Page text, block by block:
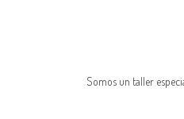
Somos un taller